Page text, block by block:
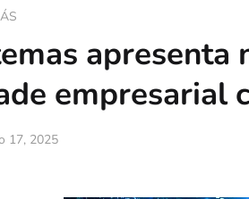
apresenta
empresarial
17, 2025